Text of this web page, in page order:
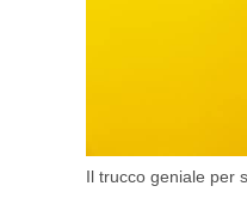
Il trucco geniale per